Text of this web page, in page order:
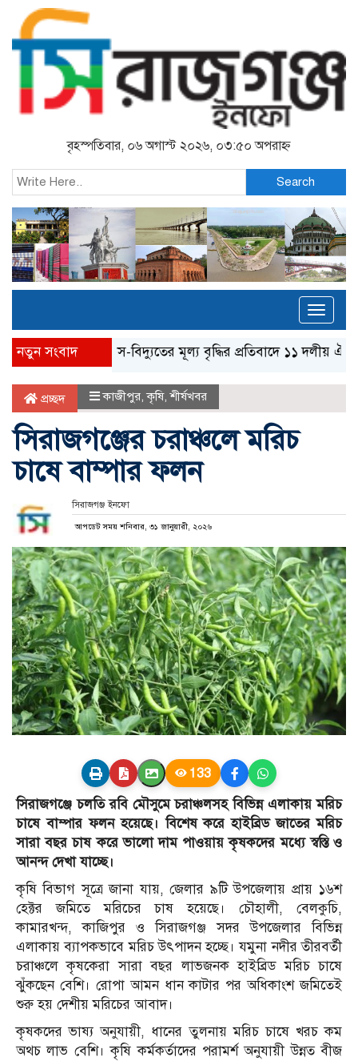
বৃহস্পতিবার, ০৬ অগাস্ট ২০২৬, ০৩:৫০ অপরাহ্ন
Search
নতুন সংবাদ
গ্যাস-বিদ্যুতের মূল্য বৃদ্ধির প্রতিবাদে ১১ দলীয় ঐক্যের
প্রচ্ছদ কাজীপুর,কৃষি,শীর্ষখবর
সিরাজগঞ্জের চরাঞ্চলে মরিচ
চাষে বাম্পার ফলন
সিরাজগঞ্জ ইনফো
আপডেট সময় শনিবার, ৩১ জানুয়ারী, ২০২৬
133
সিরাজগঞ্জে চলতি রবি মৌসুমে চরাঞ্চলসহ বিভিন্ন এলাকায় মরিচ
চাষে বাম্পার ফলন হয়েছে। বিশেষ করে হাইব্রিড জাতের মরিচ
সারা বছর চাষ করে ভালো দাম পাওয়ায় কৃষকদের মধ্যে স্বস্তি ও
আনন্দ দেখা যাচ্ছে।
কৃষি বিভাগ সূত্রে জানা যায়, জেলার ৯টি উপজেলায় প্রায় ১৬শ
হেক্টর জমিতে মরিচের চাষ হয়েছে। চৌহালী, বেলকুচি,
কামারখন্দ, কাজিপুর ও সিরাজগঞ্জ সদর উপজেলার বিভিন্ন
এলাকায় ব্যাপকভাবে মরিচ উৎপাদন হচ্ছে। যমুনা নদীর তীরবর্তী
চরাঞ্চলে কৃষকেরা সারা বছর লাভজনক হাইব্রিড মরিচ চাষে
ঝুঁকছেন বেশি। রোপা আমন ধান কাটার পর অধিকাংশ জমিতেই
শুরু হয় দেশীয় মরিচের আবাদ।
কৃষকদের ভাষ্য অনুযায়ী, ধানের তুলনায় মরিচ চাষে খরচ কম
অথচ লাভ বেশি। কৃষি কর্মকর্তাদের পরামর্শ অনুযায়ী উন্নত বীজ